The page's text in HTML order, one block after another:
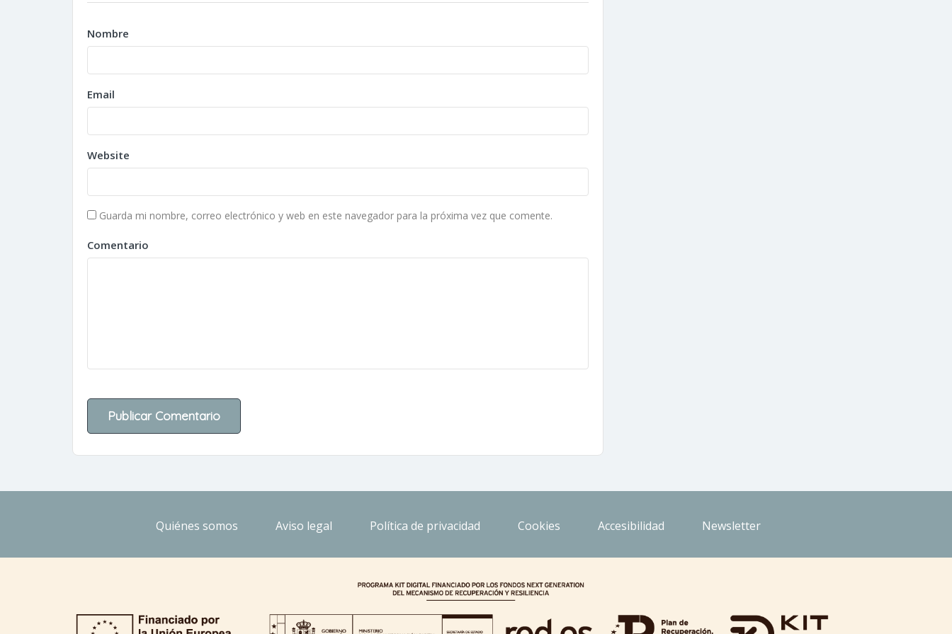
Nombre
Email
Website
Guarda mi nombre, correo electrónico y web en este navegador para la próxima vez que comente.
Comentario
Quiénes somos Aviso legal Política de privacidad Cookies Accesibilidad Newsletter